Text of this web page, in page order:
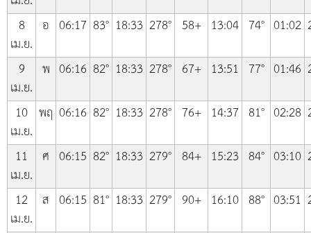
8
เม.ย.
อ 06:17 83° 18:33 278° 58+ 13:04 74° 01:02
9
เม.ย.
พ 06:16 82° 18:33 278° 67+ 13:51 77° 01:46
10
เม.ย.
พฤ 06:16 82° 18:33 278° 76+ 14:37 81° 02:28
11
เม.ย.
ศ 06:15 82° 18:33 279° 84+ 15:23 84° 03:10
12
เม.ย.
ส 06:15 81° 18:33 279° 90+ 16:10 88° 03:51